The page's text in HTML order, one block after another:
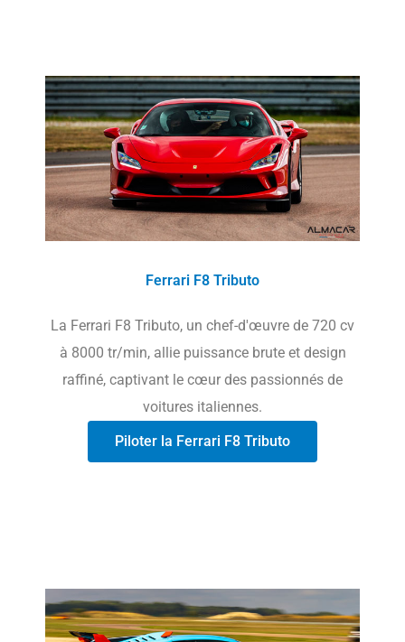
Ferrari F8 Tributo
La Ferrari F8 Tributo, un chef-d'œuvre de 720 cv
à 8000 tr/min, allie puissance brute et design
raffiné, captivant le cœur des passionnés de
voitures italiennes.
Piloter la Ferrari F8 Tributo